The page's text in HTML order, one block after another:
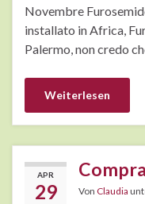
Novembre
installato in Africa,
Palermo, non credo
Weiterlesen
APR
29 Von Claudia